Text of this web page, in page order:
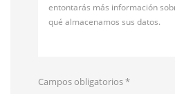
entontarás más información
qué almacenamos sus datos.
Campos obligatorios*